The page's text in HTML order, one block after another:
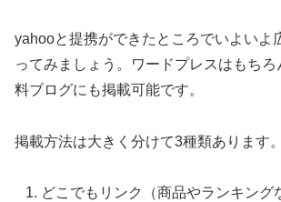
yahooと提携ができたところでいよいよ
ってみましょう。ワードプレスはもち
料ブログにも掲載可能です。
掲載方法は大きく分けて3種類あります。
どこでもリンク（商品やランキング